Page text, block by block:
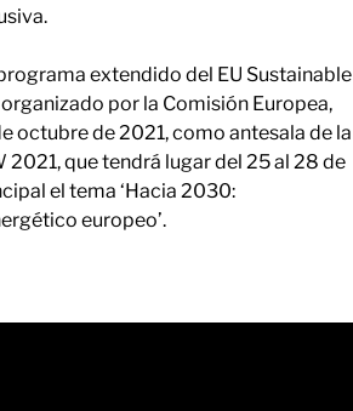
extendido del EU Sustainable
por la Comisión Europea,
octubre de 2021, como antesala de la
que tendrá lugar del 25 al 28 de
el tema ‘Hacia 2030:
europeo’.